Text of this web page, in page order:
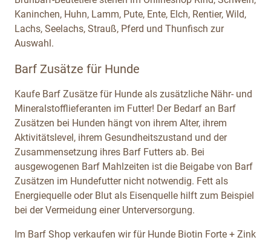
Kaninchen, Huhn, Lamm, Pute, Ente, Elch, Rentier, Wild,
Lachs, Seelachs, Strauß, Pferd und Thunfisch zur
Auswahl.
Barf Zusätze für Hunde
Kaufe Barf Zusätze für Hunde als zusätzliche Nähr- und
Mineralstofflieferanten im Futter! Der Bedarf an Barf
Zusätzen bei Hunden hängt von ihrem Alter, ihrem
Aktivitätslevel, ihrem Gesundheitszustand und der
Zusammensetzung ihres Barf Futters ab. Bei
ausgewogenen Barf Mahlzeiten ist die Beigabe von Barf
Zusätzen im Hundefutter nicht notwendig. Fett als
Energiequelle oder Blut als Eisenquelle hilft zum Beispiel
bei der Vermeidung einer Unterversorgung.
Im Barf Shop verkaufen wir für Hunde Biotin Forte + Zink